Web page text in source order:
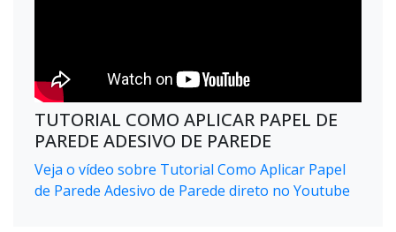
TUTORIAL COMO APLICAR PAPEL DE
PAREDE ADESIVO DE PAREDE
Veja o vídeo sobre Tutorial Como Aplicar Papel
de Parede Adesivo de Parede direto no Youtube